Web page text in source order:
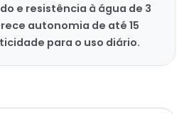
e resistência à água de 3
autonomia de até 15
para o uso diário.